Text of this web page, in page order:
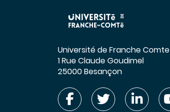
Université de Franche Comte
1 Rue Claude Goudimel
25000 Besançon